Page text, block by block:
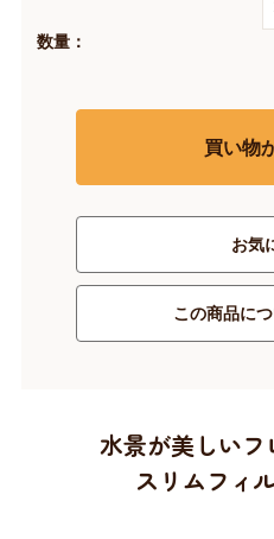
数量：
買い物
お気
この商品に
水景が美しい
スリムフィ